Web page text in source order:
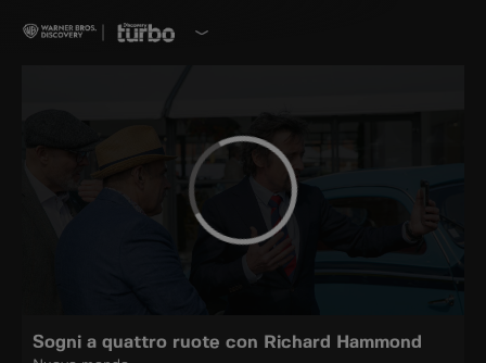
Sogni a quattro ruote con Richard Hammond